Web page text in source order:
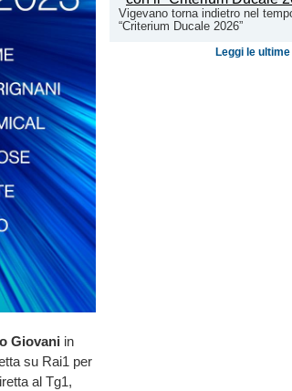
Vigevano torna indietro nel
“Criterium Ducale 2026”
Leggi le
Giovani in
su Rai1 per
al Tg1,